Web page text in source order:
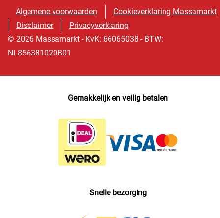
Algemene voorwaarden
Cookieverklaring Massamarkt
Disclaimer
Privacyverklaring
© 2026 Massamarkt - KvK: 66065038 - BTW:
NL856381020B01
Gemakkelijk en veilig betalen
Snelle bezorging